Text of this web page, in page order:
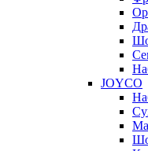
JOYCO